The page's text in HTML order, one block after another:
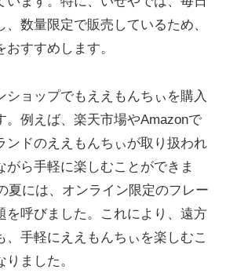
数量限定で販売しているため、
すすめします。
ショップでもええもんちぃを購入
。例えば、楽天市場やAmazonで
ンドのええもんちぃが取り扱われ
がら手軽に楽しむことができま
夏には、オンライン限定のフレー
を呼びました。これにより、遠方
、手軽にええもんちぃを楽しむこ
ました。